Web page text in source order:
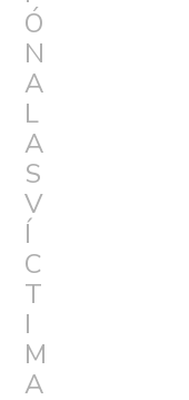
Ó
N
A
L
A
S
V
Í
C
T
I
M
A